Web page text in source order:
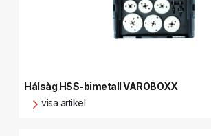
Hålsåg HSS-bimetall VAROBOXX
visa artikel